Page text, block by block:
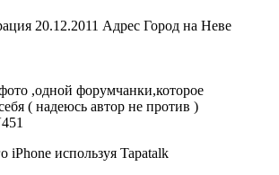
20.12.2011 Адрес Город на Неве
,одной форумчанки,которое
( надеюсь автор не против )
iPhone используя Tapatalk